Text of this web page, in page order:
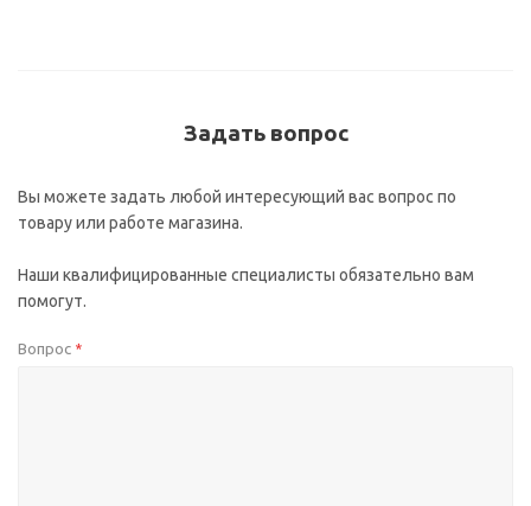
Задать вопрос
Вы можете задать любой интересующий вас вопрос по
товару или работе магазина.
Наши квалифицированные специалисты обязательно вам
помогут.
Вопрос *